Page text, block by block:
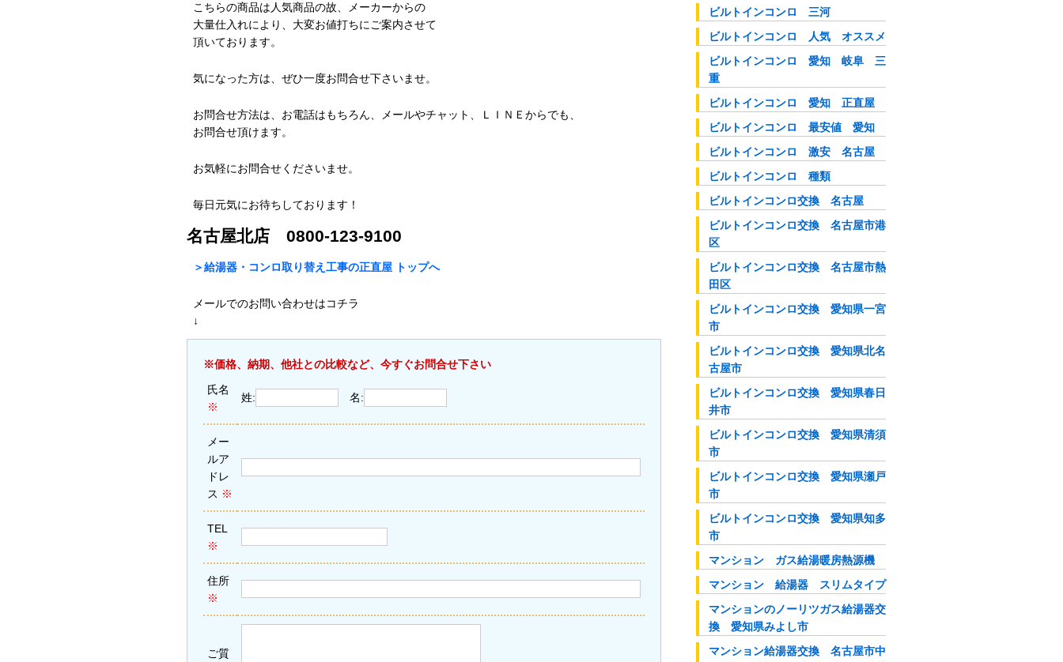
こちらの商品は人気商品の故、メーカーからの
大量仕入れにより、大変お値打ちにご案内させて
頂いております。
気になった方は、ぜひ一度お問合せ下さいませ。
お問合せ方法は、お電話はもちろん、メールやチャット、ＬＩＮＥからでも、
お問合せ頂けます。
お気軽にお問合せくださいませ。
毎日元気にお待ちしております！
名古屋北店 0800-123-9100
＞給湯器・コンロ取り替え工事の正直屋 トップへ
メールでのお問い合わせはコチラ
↓
※価格、納期、他社との比較など、今すぐお問合せ下さい
氏名
※
姓: 名:
メー
ルア
ドレ
ス ※
TEL
※
住所
※
ご質
ビルトインコンロ 三河
ビルトインコンロ 人気 オススメ
ビルトインコンロ 愛知 岐阜 三
重
ビルトインコンロ 愛知 正直屋
ビルトインコンロ 最安値 愛知
ビルトインコンロ 激安 名古屋
ビルトインコンロ 種類
ビルトインコンロ交換 名古屋
ビルトインコンロ交換 名古屋市港
区
ビルトインコンロ交換 名古屋市熱
田区
ビルトインコンロ交換 愛知県一宮
市
ビルトインコンロ交換 愛知県北名
古屋市
ビルトインコンロ交換 愛知県春日
井市
ビルトインコンロ交換 愛知県清須
市
ビルトインコンロ交換 愛知県瀬戸
市
ビルトインコンロ交換 愛知県知多
市
マンション ガス給湯暖房熱源機
マンション 給湯器 スリムタイプ
マンションのノーリツガス給湯器交
換 愛知県みよし市
マンション給湯器交換 名古屋市中